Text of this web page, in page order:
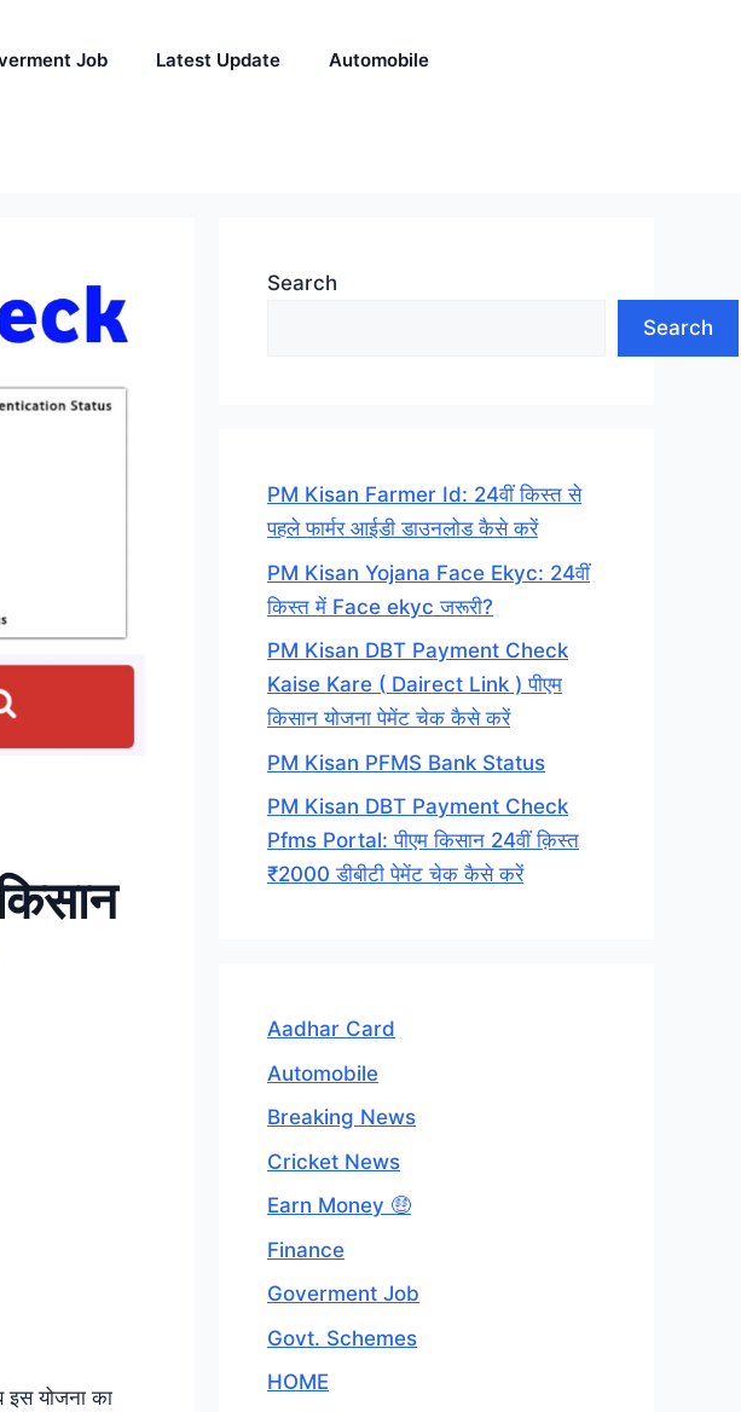
Job Latest Update Automobile
इस योजना का
Search
Search
PM Kisan Farmer Id: 24वीं किस्त से
पहले फार्मर आईडी डाउनलोड कैसे करें
PM Kisan Yojana Face Ekyc: 24वीं
किस्त में Face ekyc जरूरी?
PM Kisan DBT Payment Check
Kaise Kare ( Dairect Link ) पीएम
किसान योजना पेमेंट चेक कैसे करें
PM Kisan PFMS Bank Status
PM Kisan DBT Payment Check
Pfms Portal: पीएम किसान 24वीं क़िस्त
₹2000 डीबीटी पेमेंट चेक कैसे करें
Aadhar Card
Automobile
Breaking News
Cricket News
Earn Money 🤑
Finance
Goverment Job
Govt. Schemes
HOME